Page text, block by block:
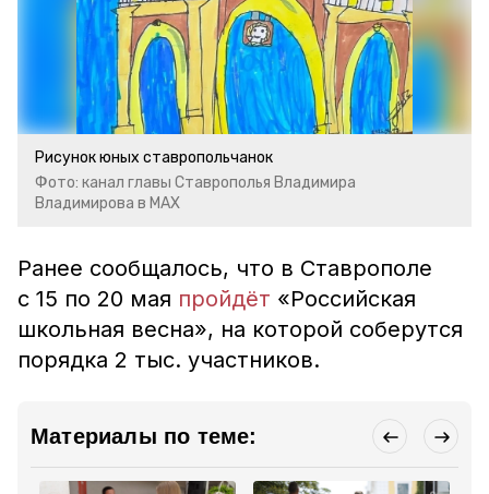
Рисунок юных ставропольчанок
Фото: канал главы Ставрополья Владимира
Владимирова в МАХ
Ранее сообщалось, что в Ставрополе
с 15 по 20 мая пройдёт «Российская
школьная весна», на которой соберутся
порядка 2 тыс. участников.
Материалы по теме: